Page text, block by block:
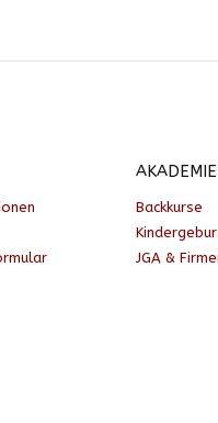
AKADEMIE
Backkurse
JGA &